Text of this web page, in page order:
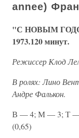
annee)
"С НОВЫМ
1973.120 минут.
Режиссер Клод
В ролях: Лино
Андре Фалькон.
В — 4; М — 3; Т
(0,65)